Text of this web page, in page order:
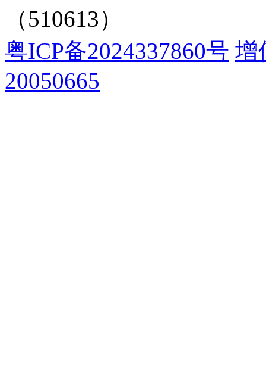
（510613）
粤ICP备2024337860号 增
20050665